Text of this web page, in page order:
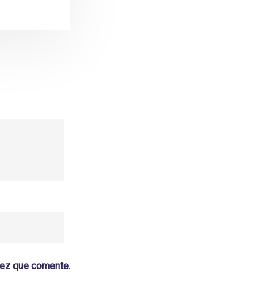
que comente.